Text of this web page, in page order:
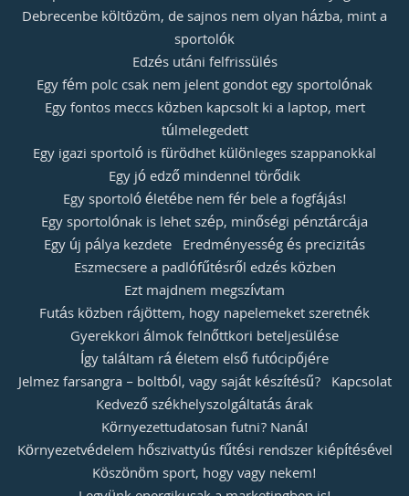
Debrecenbe költözöm, de sajnos nem olyan házba, mint a
sportolók
Edzés utáni felfrissülés
Egy fém polc csak nem jelent gondot egy sportolónak
Egy fontos meccs közben kapcsolt ki a laptop, mert
túlmelegedett
Egy igazi sportoló is fürödhet különleges szappanokkal
Egy jó edző mindennel törődik
Egy sportoló életébe nem fér bele a fogfájás!
Egy sportolónak is lehet szép, minőségi pénztárcája
Egy új pálya kezdete Eredményesség és precizitás
Eszmecsere a padlófűtésről edzés közben
Ezt majdnem megszívtam
Futás közben rájöttem, hogy napelemeket szeretnék
Gyerekkori álmok felnőttkori beteljesülése
Így találtam rá életem első futócipőjére
Jelmez farsangra – boltból, vagy saját készítésű? Kapcsolat
Kedvező székhelyszolgáltatás árak
Környezettudatosan futni? Naná!
Környezetvédelem hőszivattyús fűtési rendszer kiépítésével
Köszönöm sport, hogy vagy nekem!